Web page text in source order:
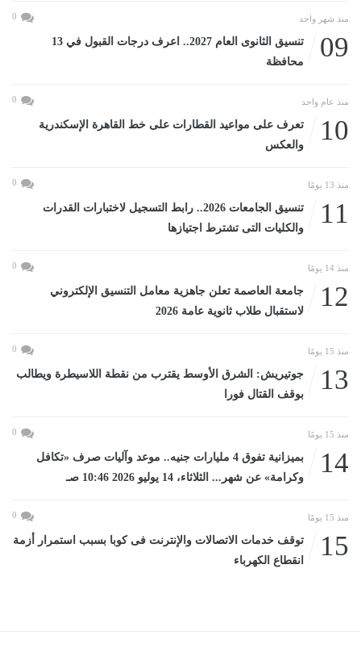
منذ شهر واحد 0
09
تنسيق الثانوى العام 2027.. اعرف درجات القبول في 13
محافظة
منذ عام واحد 0
10
تعرف على مواعيد القطارات على خط القاهرة الإسكندرية
والعكس
منذ 13 يومًا 0
11
تنسيق الجامعات 2026.. رابط التسجيل لاختبارات القدرات
والكليات التى تشترط اجتيازها
منذ 14 يومًا 0
12
جامعة العاصمة تعلن جاهزية معامل التنسيق الإلكتروني
لاستقبال طلاب ثانوية عامة 2026
منذ 15 يومًا 0
13
جوتيريش: الشرق الأوسط يقترب من نقطة اللاسيطرة ويطالب
بوقف القتال فورا
منذ 15 يومًا 0
14
بميزانية تفوق 4 مليارات جنيه.. موعد وآليات صرف «تكافل
وكرامة» عن شهر... الثلاثاء، 14 يوليو 2026 10:46 صـ
منذ 15 يومًا 0
15
توقف خدمات الاتصالات والإنترنت فى كوبا بسبب استمرار أزمة
انقطاع الكهرباء